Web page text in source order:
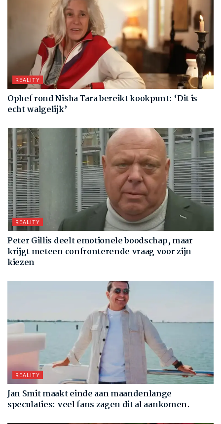
REALITY
Ophef rond Nisha Tara bereikt kookpunt: ‘Dit is
echt walgelijk’
REALITY
Peter Gillis deelt emotionele boodschap, maar
krijgt meteen confronterende vraag voor zijn
kiezen
REALITY
Jan Smit maakt einde aan maandenlange
speculaties: veel fans zagen dit al aankomen.